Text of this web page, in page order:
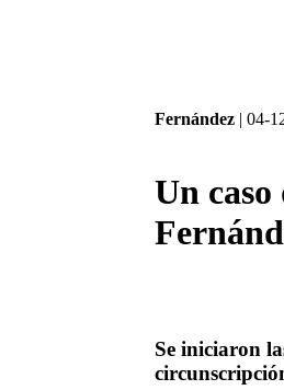
Fernández| 04-
Un
Se iniciaron